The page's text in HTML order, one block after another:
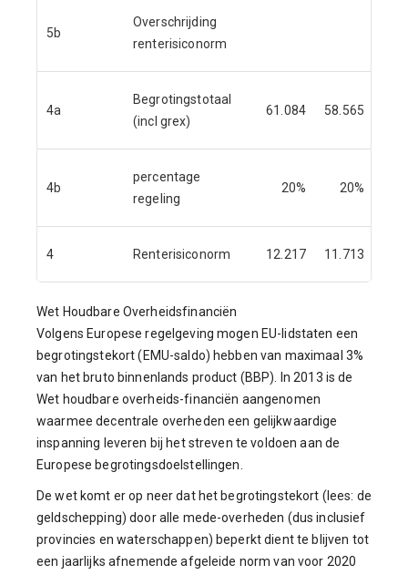
5b
Overschrijding
renterisiconorm
4a
Begrotingstotaal
(incl grex)
61.084 58.565
4b
percentage
regeling
20% 20%
4 Renterisiconorm 12.217 11.713
Wet Houdbare Overheidsfinanciën
Volgens Europese regelgeving mogen EU-lidstaten een
begrotingstekort (EMU-saldo) hebben van maximaal 3%
van het bruto binnenlands product (BBP). In 2013 is de
Wet houdbare overheids-financiën aangenomen
waarmee decentrale overheden een gelijkwaardige
inspanning leveren bij het streven te voldoen aan de
Europese begrotingsdoelstellingen.
De wet komt er op neer dat het begrotingstekort (lees: de
geldschepping) door alle mede-overheden (dus inclusief
provincies en waterschappen) beperkt dient te blijven tot
een jaarlijks afnemende afgeleide norm van voor 2020